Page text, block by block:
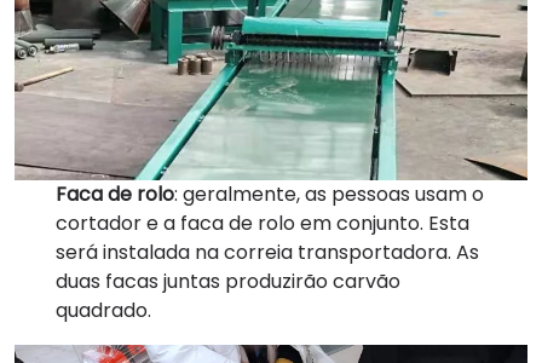
Faca de rolo: geralmente, as pessoas usam o
cortador e a faca de rolo em conjunto. Esta
será instalada na correia transportadora. As
duas facas juntas produzirão carvão
quadrado.